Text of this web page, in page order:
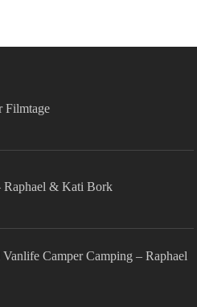
Filmtage
Raphael & Kati Bork
Camper Camping – Raphael